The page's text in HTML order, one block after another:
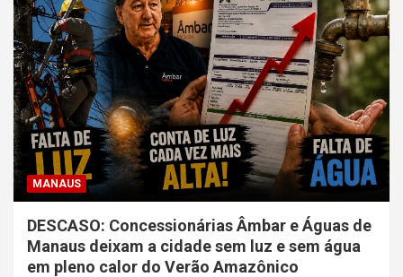
MANAUS
DESCASO: Concessionárias Âmbar e Águas de
Manaus deixam a cidade sem luz e sem água
em pleno calor do Verão Amazônico